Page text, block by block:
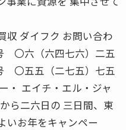
収 ダイフク お問い合わ
〇六（六四七六）二五
〇五五（二七五）七五
・ エイチ・エル・ジャ
ら二六日の 三日間、東
いお年をキャンペー